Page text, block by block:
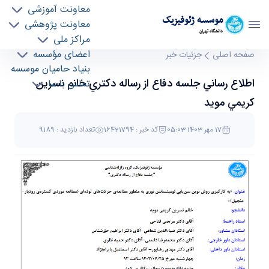
موسسه ژئوفيزيک
دانشگاه تهران
معاونت آموزشی
معاونت پژوهشی
مراکز ملی
اعضای مؤسسه
بنیاد حامیان موسسه
تماس با ما
اطلاع رساني جلسه دفاع از رساله دكتري خانم
نسرين كريمي مويد - موسسه ژئو فیزیک
geophysics
صفحه اصلی جزئیات خبر
اطلاع رساني جلسه دفاع از رساله دكتري خانم نسرين
كريمي مويد
17 مهر 1403 05:03 کد خبر : 16421794 تعداد بازدید : 9189